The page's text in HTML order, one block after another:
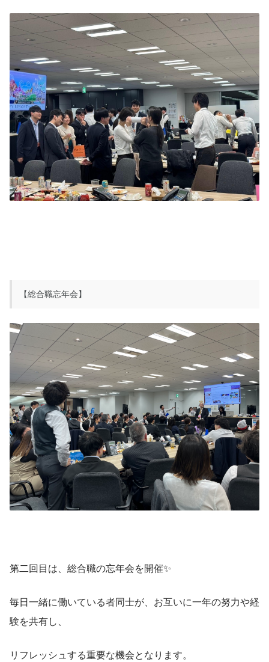
【総合職忘年会】
第二回目は、総合職の忘年会を開催✨
毎日一緒に働いている者同士が、お互いに一年の努力や経
験を共有し、
リフレッシュする重要な機会となります。